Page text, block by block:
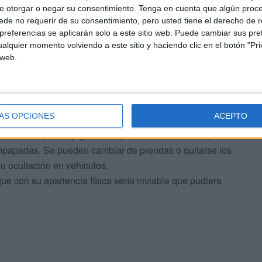
otorgar o negar su consentimiento. Tenga en cuenta que algún
no requerir de su consentimiento, pero usted tiene el derecho de
se aplicarán solo a este sitio web. Puede cambiar sus
momento volviendo a este sitio y haciendo clic en el botón
OPCIONES ACEPTO
que no han sabido hacerlo solos, se tiene
ante una situación delincuencial en la que los
en distintos puntos de la ciudad, echando
el delito. El subsahariano cruza el paso fronterizo
se cuenta con apoyos y se abandona al
las fuerzas de seguridad no sepan el origen de esas
no facilitará datos ni a la Benemérita ni a la Nacional
incluso puede jugar al despiste informando de que ha
Se pueden cambiar de prendas o quitarse los
ocultación en vehículos.
con su apariencia física sería inviable que pudiera